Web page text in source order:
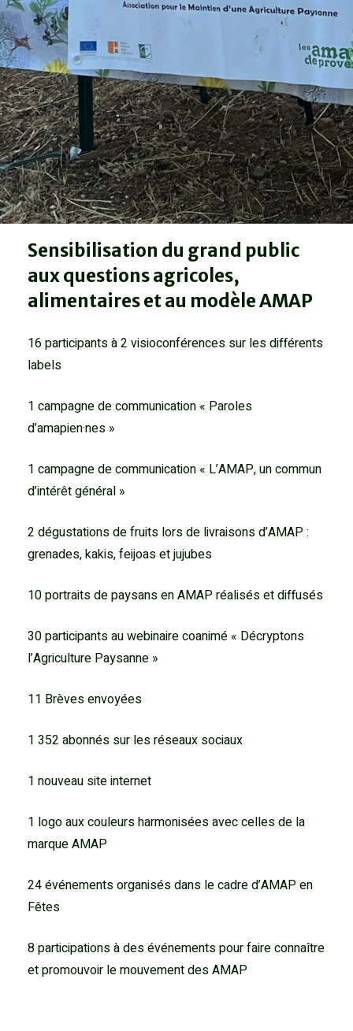
Sensibilisation du grand public
aux questions agricoles,
alimentaires et au modèle AMAP
16 participants à 2 visioconférences sur les différents
labels
1 campagne de communication « Paroles
d’amapien·nes »
1 campagne de communication « L’AMAP, un commun
d’intérêt général »
2 dégustations de fruits lors de livraisons d’AMAP :
grenades, kakis, feijoas et jujubes
10 portraits de paysans en AMAP réalisés et diffusés
30 participants au webinaire coanimé « Décryptons
l’Agriculture Paysanne »
11 Brèves envoyées
1 352 abonnés sur les réseaux sociaux
1 nouveau site internet
1 logo aux couleurs harmonisées avec celles de la
marque AMAP
24 événements organisés dans le cadre d’AMAP en
Fêtes
8 participations à des événements pour faire connaître
et promouvoir le mouvement des AMAP